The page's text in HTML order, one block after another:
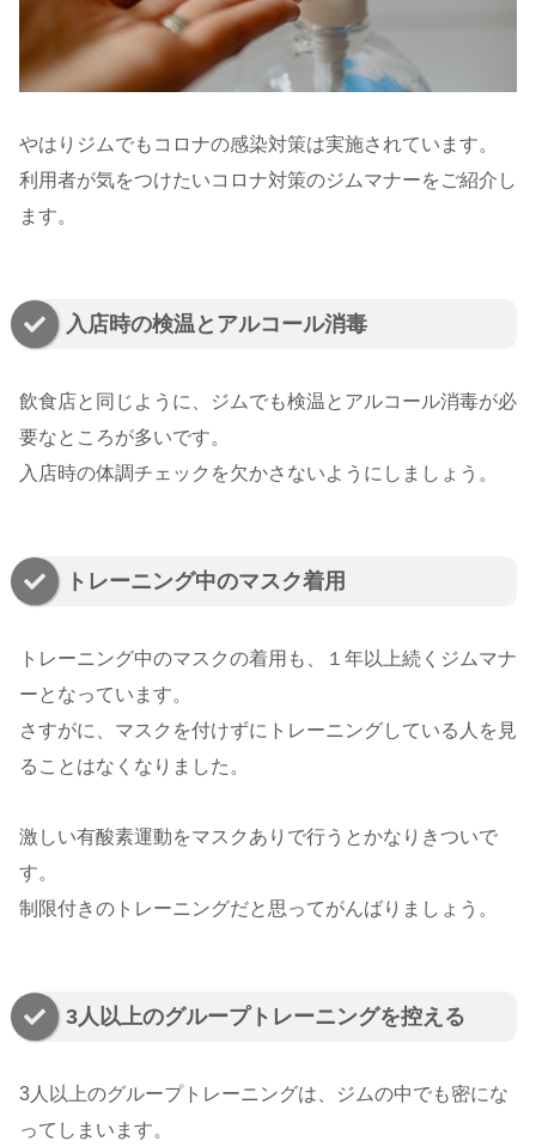
やはりジムでもコロナの感染対策は実施されています。
利用者が気をつけたいコロナ対策のジムマナーをご紹介し
ます。
入店時の検温とアルコール消毒
飲食店と同じように、ジムでも検温とアルコール消毒が必
要なところが多いです。
入店時の体調チェックを欠かさないようにしましょう。
トレーニング中のマスク着用
トレーニング中のマスクの着用も、１年以上続くジムマナ
ーとなっています。
さすがに、マスクを付けずにトレーニングしている人を見
ることはなくなりました。
激しい有酸素運動をマスクありで行うとかなりきついで
す。
制限付きのトレーニングだと思ってがんばりましょう。
3人以上のグループトレーニングを控える
3人以上のグループトレーニングは、ジムの中でも密にな
ってしまいます。